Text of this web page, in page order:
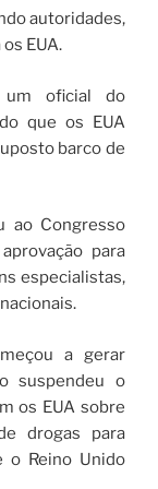
autoridades,
EUA.
um oficial do
que os EUA
barco de
ao Congresso
para
especialistas,
a gerar
suspendeu o
os EUA sobre
drogas para
o Reino Unido